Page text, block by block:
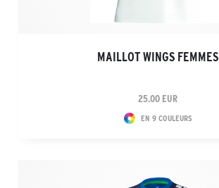
MAILLOT WINGS FEMMES
25.00 EUR
EN 9 COULEURS